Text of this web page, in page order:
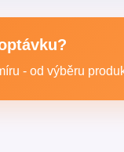
- od výběru